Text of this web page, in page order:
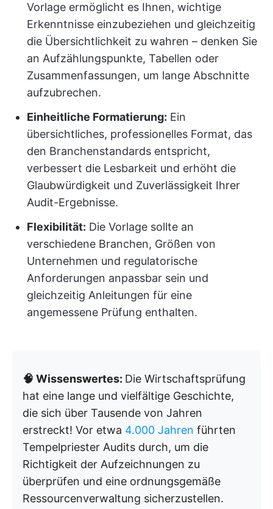
Vorlage ermöglicht es Ihnen, wichtige
Erkenntnisse einzubeziehen und gleichzeitig
die Übersichtlichkeit zu wahren – denken Sie
an Aufzählungspunkte, Tabellen oder
Zusammenfassungen, um lange Abschnitte
aufzubrechen.
Einheitliche Formatierung: Ein
übersichtliches, professionelles Format, das
den Branchenstandards entspricht,
verbessert die Lesbarkeit und erhöht die
Glaubwürdigkeit und Zuverlässigkeit Ihrer
Audit-Ergebnisse.
Flexibilität: Die Vorlage sollte an
verschiedene Branchen, Größen von
Unternehmen und regulatorische
Anforderungen anpassbar sein und
gleichzeitig Anleitungen für eine
angemessene Prüfung enthalten.
🧠 Wissenswertes: Die Wirtschaftsprüfung
hat eine lange und vielfältige Geschichte,
die sich über Tausende von Jahren
erstreckt! Vor etwa 4.000 Jahren führten
Tempelpriester Audits durch, um die
Richtigkeit der Aufzeichnungen zu
überprüfen und eine ordnungsgemäße
Ressourcenverwaltung sicherzustellen.